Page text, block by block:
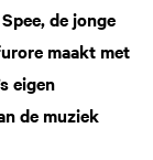
de jonge
maakt met
eigen
de muziek